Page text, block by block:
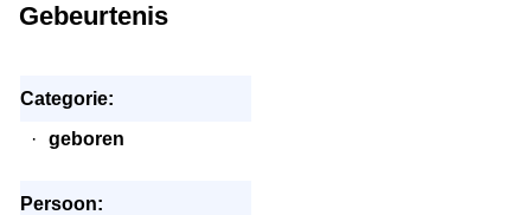
Gebeurtenis
Categorie:
·
geboren
Persoon: